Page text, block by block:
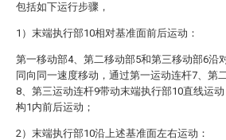
包括如下运行步骤，
1）末端执行部10相对基准面前后运动：
第一移动部4、第二移动部5和第三移动部6沿
同向同一速度移动，通过第一运动连杆7、第
8、第三运动连杆9带动末端执行部10直线运
构1内前后运动；
2）末端执行部10沿上述基准面左右运动：